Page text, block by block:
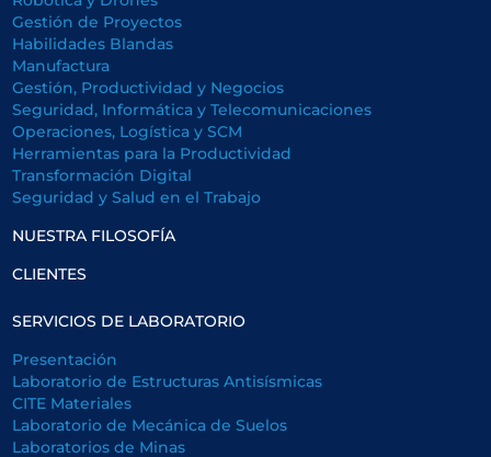
Gestión de Proyectos
Habilidades Blandas
Manufactura
Gestión, Productividad y Negocios
Seguridad, Informática y Telecomunicaciones
Operaciones, Logística y SCM
Herramientas para la Productividad
Transformación Digital
Seguridad y Salud en el Trabajo
NUESTRA FILOSOFÍA
CLIENTES
SERVICIOS DE LABORATORIO
Presentación
Laboratorio de Estructuras Antisísmicas
CITE Materiales
Laboratorio de Mecánica de Suelos
Laboratorios de Minas